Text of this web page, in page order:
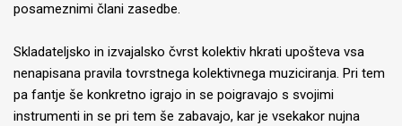
posameznimi člani zasedbe.
Skladateljsko in izvajalsko čvrst kolektiv hkrati upošteva vsa
nenapisana pravila tovrstnega kolektivnega muziciranja. Pri tem
pa fantje še konkretno igrajo in se poigravajo s svojimi
instrumenti in se pri tem še zabavajo, kar je vsekakor nujna